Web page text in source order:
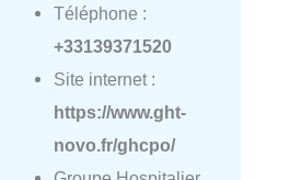
Téléphone :
+33139371520
Site internet :
https://www.ght-
novo.fr/ghcpo/